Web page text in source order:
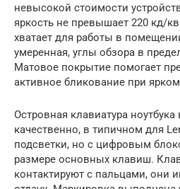
невысокой стоимости
яркость не превышает 220 кд/
хватает для работы в
умеренная, углы обзора в
Матовое покрытие помогает
активное бликование при
Островная клавиатура
качественно, в типичном для
подсветки, но с цифровым
размере основных клавиш.
контактируют с пальцами, они